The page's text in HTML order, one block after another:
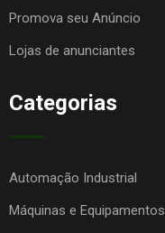
Promova seu Anúncio
Lojas de anunciantes
Categorias
Automação Industrial
Máquinas e Equipamentos